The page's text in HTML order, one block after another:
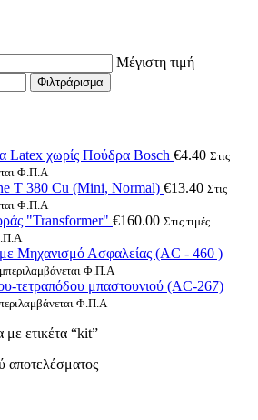
Μέγιστη τιμή
Φιλτράρισμα
Latex χωρίς Πούδρα Bosch €4.40 Στις
Φ.Π.Α
Τ 380 Cu (Mini, Normal) €13.40 Στις
Φ.Π.Α
"Transformer" €160.00 Στις τιμές
Μηχανισμό Ασφαλείας (AC - 460 )
Φ.Π.Α
τετραπόδου μπαστουνιού (AC-267)
Φ.Π.Α
με ετικέτα “kit”
αποτελέσματος